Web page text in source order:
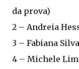
da prova)
2 – Andreia
3 – Fabiana
4 – Michele